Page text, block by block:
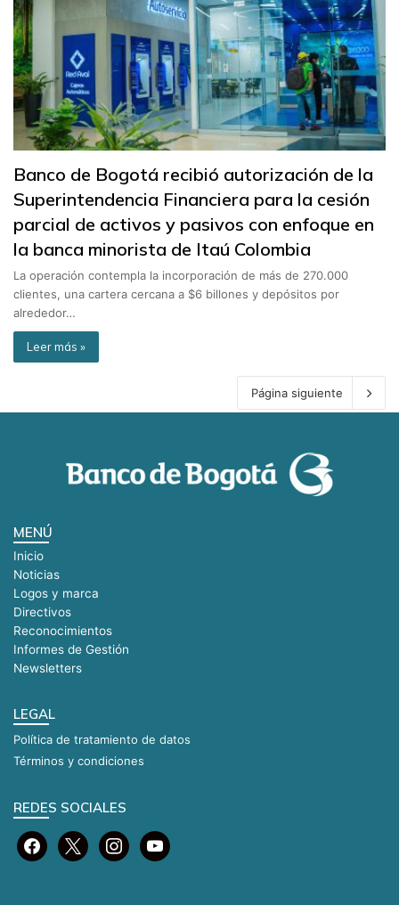
Banco de Bogotá recibió autorización de la
Superintendencia Financiera para la cesión
parcial de activos y pasivos con enfoque en
la banca minorista de Itaú Colombia
La operación contempla la incorporación de más de 270.000
clientes, una cartera cercana a $6 billones y depósitos por
alrededor…
Leer más »
Página siguiente
MENÚ
Inicio
Noticias
Logos y marca
Directivos
Reconocimientos
Informes de Gestión
Newsletters
LEGAL
Política de tratamiento de datos
Términos y condiciones
REDES SOCIALES